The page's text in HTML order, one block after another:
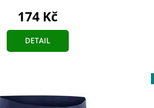
174 Kč
DETAIL